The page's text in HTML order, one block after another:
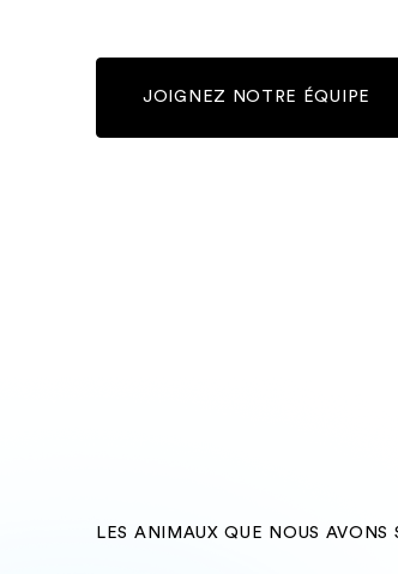
JOIGNEZ NOTRE ÉQUIPE
LES ANIMAUX QUE NOUS AVONS